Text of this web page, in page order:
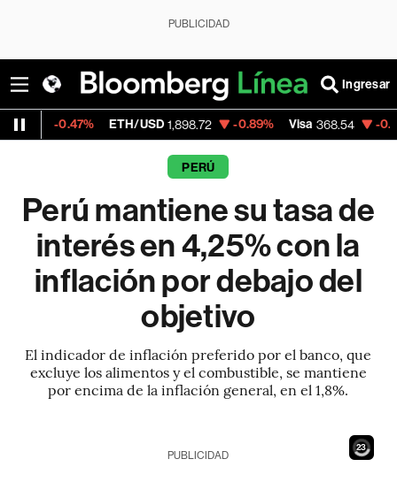
PUBLICIDAD
Ingresar
ETH/USD 1,898.72 -0.89% Visa 368.54 -0.28%
PERÚ
Perú mantiene su tasa de
interés en 4,25% con la
inflación por debajo del
objetivo
El indicador de inflación preferido por el banco, que
excluye los alimentos y el combustible, se mantiene
por encima de la inflación general, en el 1,8%.
22
PUBLICIDAD